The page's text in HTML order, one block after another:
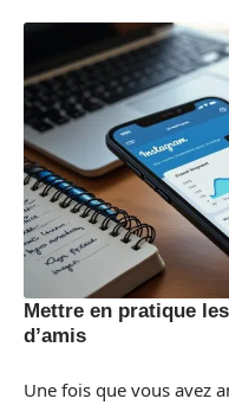
Mettre en pratique
d’amis
Une fois que vous avez